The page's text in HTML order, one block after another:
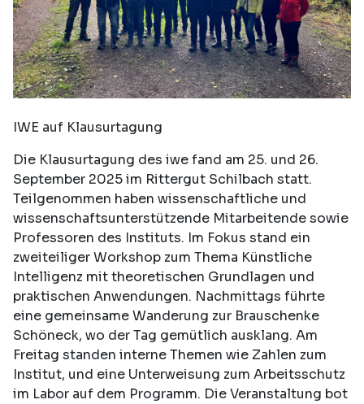
IWE auf Klausurtagung
Die Klausurtagung des iwe fand am 25. und 26.
September 2025 im Rittergut Schilbach statt.
Teilgenommen haben wissenschaftliche und
wissenschaftsunterstützende Mitarbeitende sowie
Professoren des Instituts. Im Fokus stand ein
zweiteiliger Workshop zum Thema Künstliche
Intelligenz mit theoretischen Grundlagen und
praktischen Anwendungen. Nachmittags führte
eine gemeinsame Wanderung zur Brauschenke
Schöneck, wo der Tag gemütlich ausklang. Am
Freitag standen interne Themen wie Zahlen zum
Institut, und eine Unterweisung zum Arbeitsschutz
im Labor auf dem Programm. Die Veranstaltung bot